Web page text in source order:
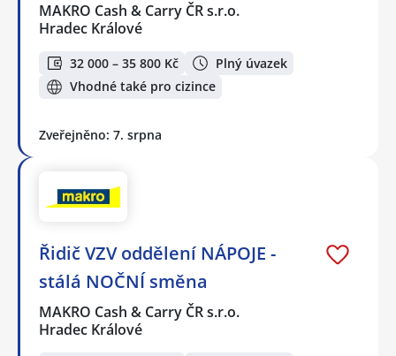
MAKRO Cash & Carry ČR s.r.o.
Hradec Králové
32 000 – 35 800 Kč
Plný úvazek
Vhodné také pro cizince
Zveřejněno: 7. srpna
Řidič VZV oddělení NÁPOJE -
stálá NOČNÍ směna
MAKRO Cash & Carry ČR s.r.o.
Hradec Králové